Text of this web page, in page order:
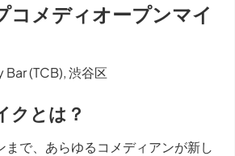
コメディオープンマイ
(TCB), 渋谷区
クとは？
まで、あらゆるコメディアンが新し